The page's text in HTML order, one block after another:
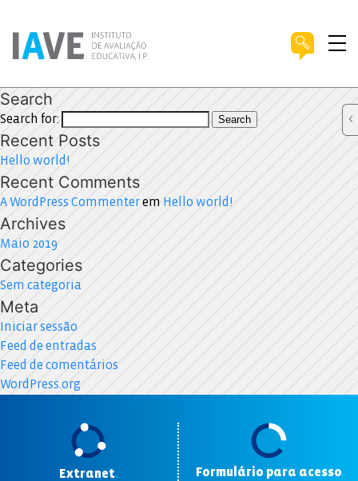
Search
Search for: Search
Recent Posts
Hello world!
Recent Comments
A WordPress Commenterem Hello world!
Archives
Maio 2019
Categories
Sem categoria
Meta
Iniciar sessão
Feed de entradas
Feed de comentários
WordPress.org
Extranet.
Formulário para acesso